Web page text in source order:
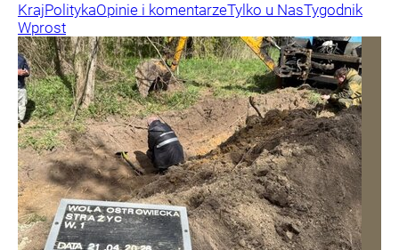
KrajPolitykaOpinie i komentarzeTylko u NasTygodnik
Wprost